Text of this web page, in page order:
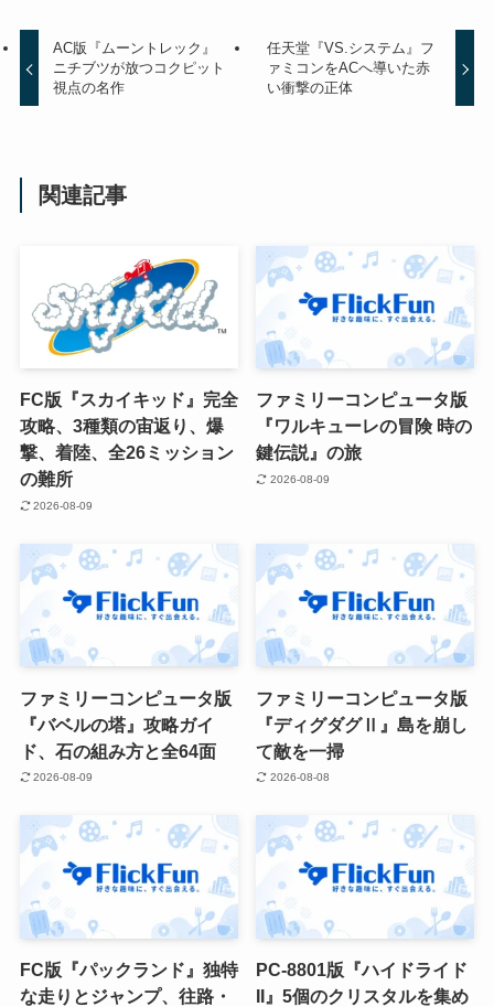
AC版『ムーントレック』
ニチブツが放つコクピット
視点の名作
任天堂『VS.システム』フ
ァミコンをACへ導いた赤
い衝撃の正体
関連記事
FC版『スカイキッド』完全
攻略、3種類の宙返り、爆
撃、着陸、全26ミッション
の難所
2026-08-09
ファミリーコンピュータ版
『ワルキューレの冒険 時の
鍵伝説』の旅
2026-08-09
ファミリーコンピュータ版
『バベルの塔』攻略ガイ
ド、石の組み方と全64面
2026-08-09
ファミリーコンピュータ版
『ディグダグⅡ』島を崩し
て敵を一掃
2026-08-08
FC版『パックランド』独特
な走りとジャンプ、往路・
PC-8801版『ハイドライド
II』5個のクリスタルを集め